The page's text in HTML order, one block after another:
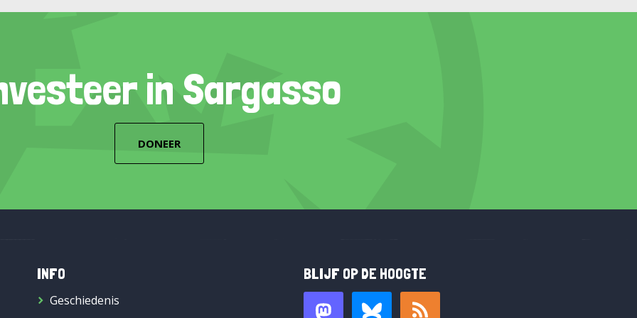
in Sargasso
DONEER
INFO
Geschiedenis
BLIJF OP DE HOOGTE